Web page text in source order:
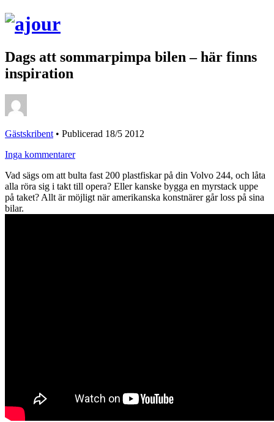
Dags att sommarpimpa bilen – här finns
inspiration
Gästskribent • Publicerad 18/5 2012
Inga kommentarer
Vad sägs om att bulta fast 200 plastfiskar på din Volvo 244, och låta
alla röra sig i takt till opera? Eller kanske bygga en myrstack uppe
på taket? Allt är möjligt när amerikanska konstnärer går loss på sina
bilar.